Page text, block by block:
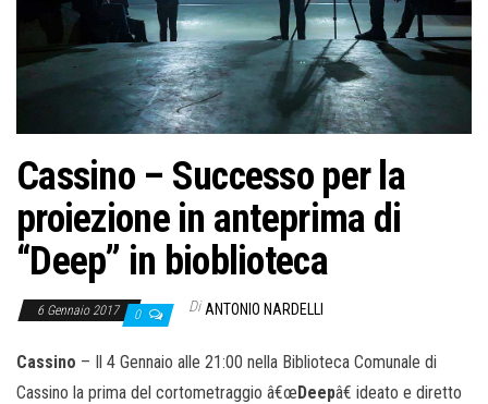
n
Cassino – Successo per la
proiezione in anteprima di
“Deep” in bioblioteca
6 Gennaio 2017 0 Di ANTONIO NARDELLI
Cassino – Il 4 Gennaio alle 21:00 nella Biblioteca Comunale di
Cassino la prima del cortometraggio â€œDeepâ€ ideato e diretto